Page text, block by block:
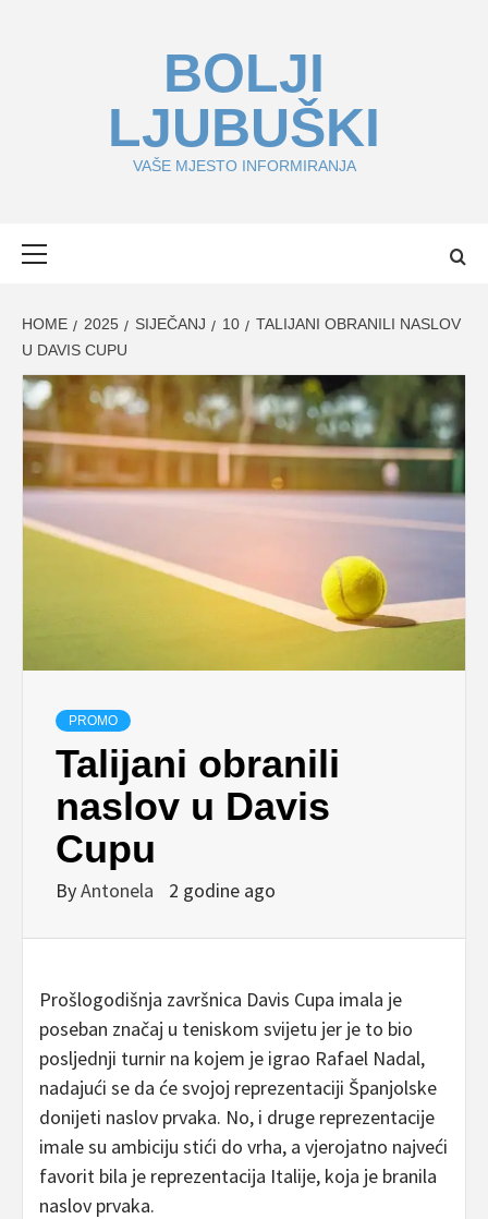
BOLJI
LJUBUŠKI
VAŠE MJESTO INFORMIRANJA
HOME 2025 SIJEČANJ 10
TALIJANI OBRANILI NASLOV
U DAVIS CUPU
PROMO
Talijani obranili
naslov u Davis
Cupu
ByAntonela 2 godine ago
Prošlogodišnja završnica Davis Cupa imala je
poseban značaj u teniskom svijetu jer je to bio
posljednji turnir na kojem je igrao Rafael Nadal,
nadajući se da će svojoj reprezentaciji Španjolske
donijeti naslov prvaka. No, i druge reprezentacije
imale su ambiciju stići do vrha, a vjerojatno najveći
favorit bila je reprezentacija Italije, koja je branila
naslov prvaka.